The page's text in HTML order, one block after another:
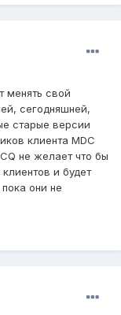
менять свой
сегодняшней,
старые версии
клиента MDC
не желает что бы
и будет
они не